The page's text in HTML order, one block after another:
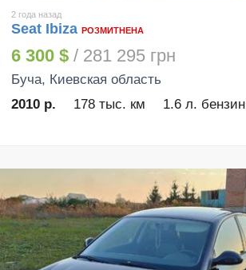
2 года назад
Seat Ibiza РОЗМИТНЕНА
6 300 $ / 281 295 грн
Буча, Киевская область
2010 р.
178 тыс. км 1.6 л. бензин